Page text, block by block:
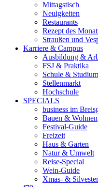
Mittagstisch
Neuigkeiten
Restaurants
Rezept des
Straußen und
Karriere & Campus
Ausbildung &
FSJ & Praktika
Schule & Studium
Stellenmarkt
Hochschule
SPECIALS
business im
Bauen & Wohnen
Festival-Guide
Freizeit
Haus & Garten
Natur & Umwelt
Reise-Special
Wein-Guide
Xmas- &